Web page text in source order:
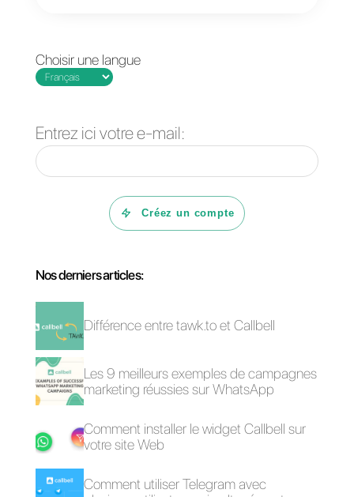
Callbellet comment vous pouvez
en tirer parti dans le cadre de
votre stratégie de communication
Questions Fréquentes
changer votre
stratégie de
support client?